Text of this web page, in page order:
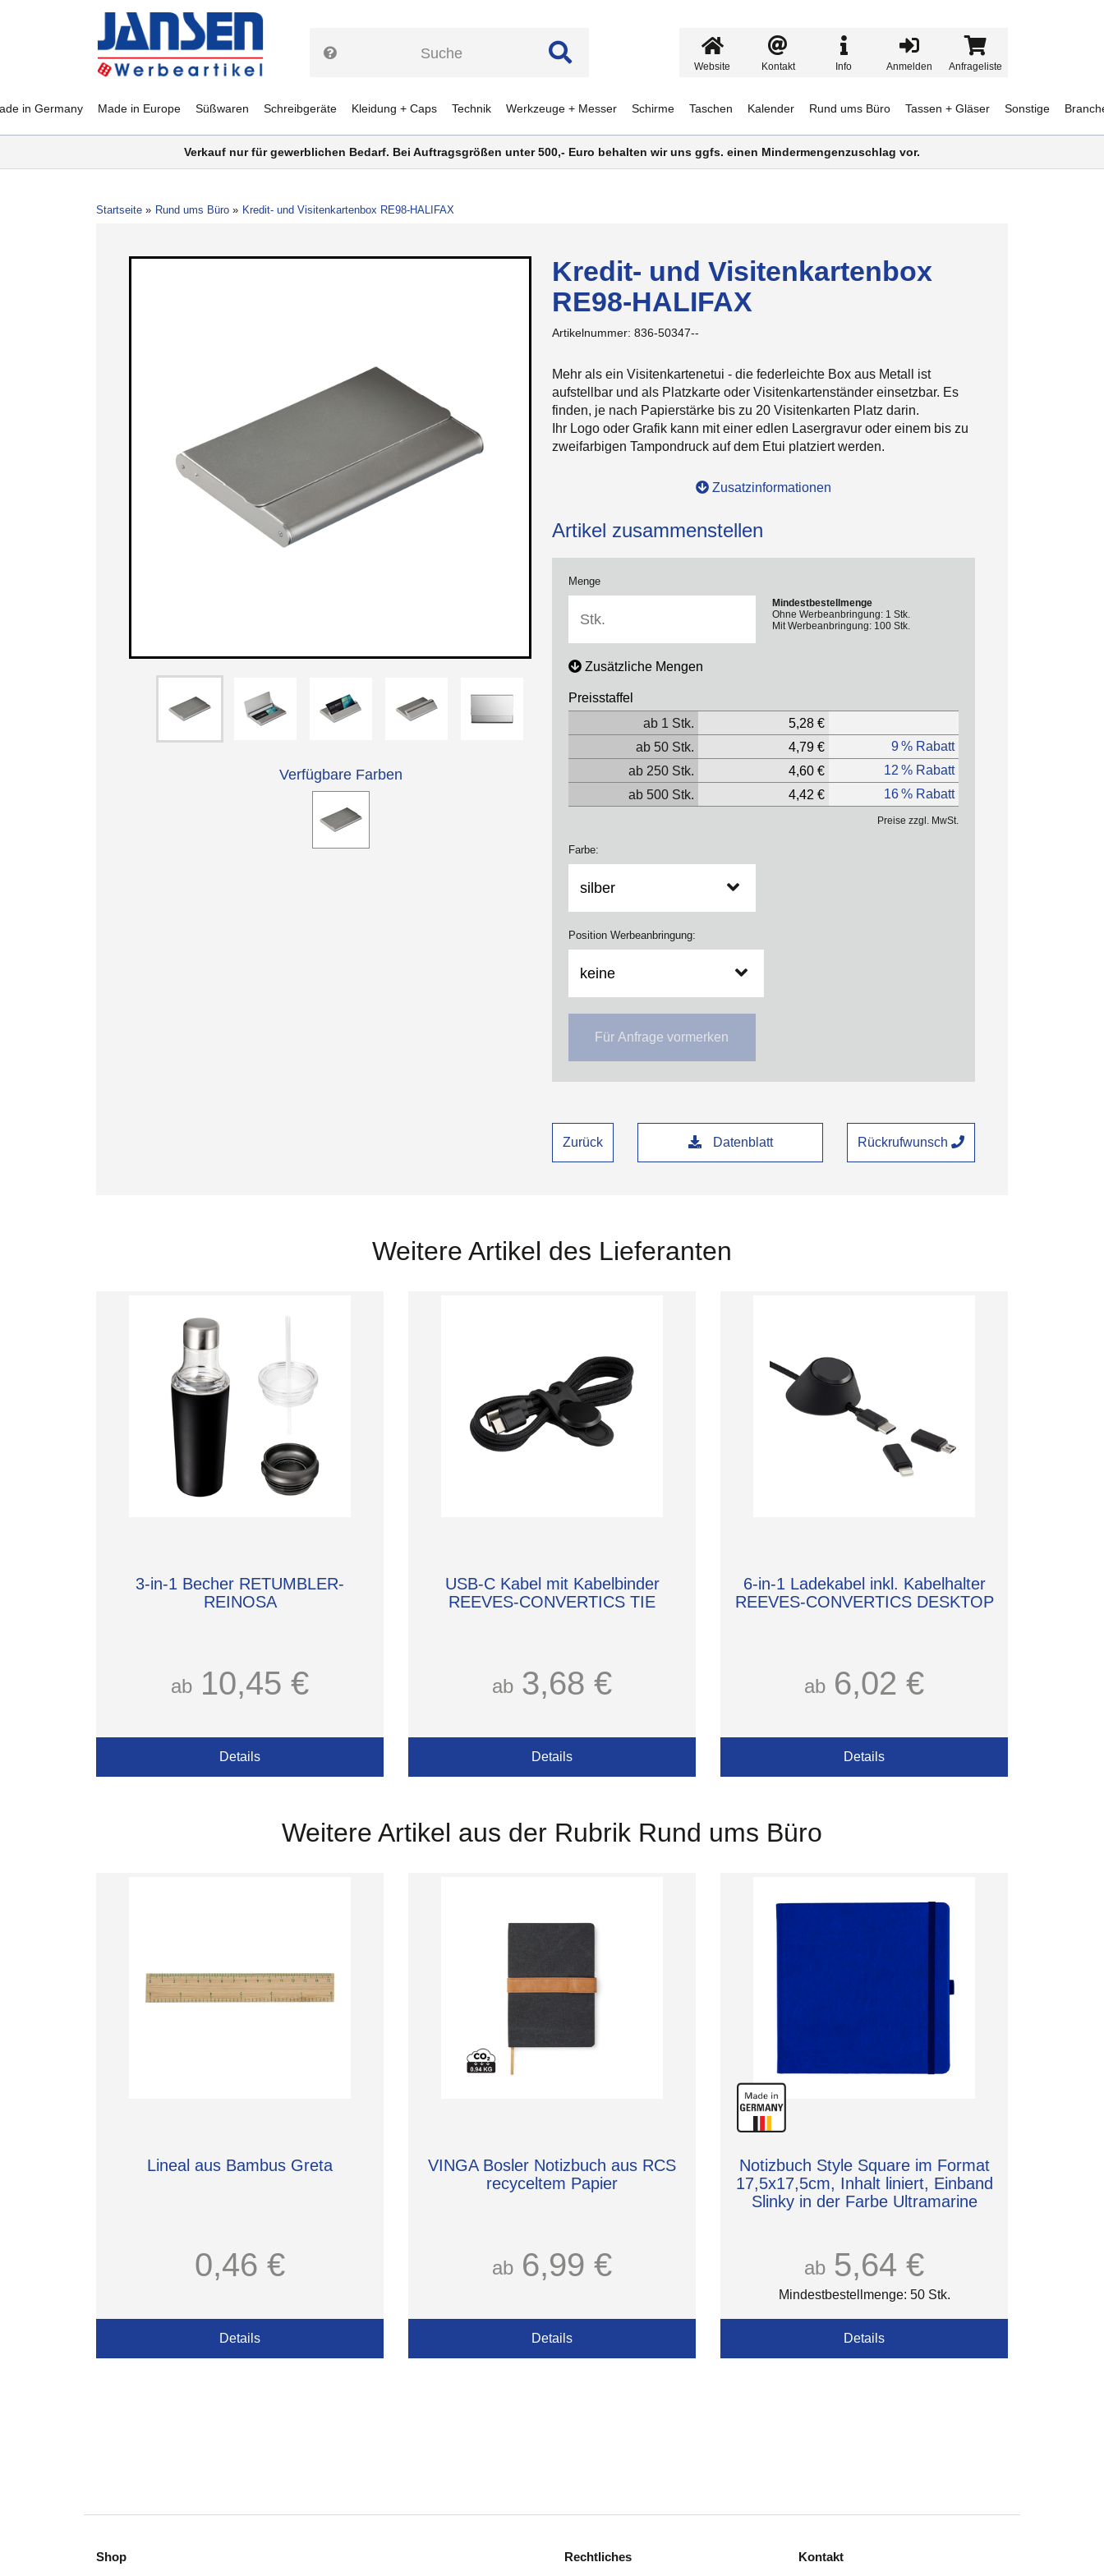
in Germany Made in Europe Süßwaren Schreibgeräte Kleidung + Caps Technik Werkzeuge + Messer Schirme Taschen Kalender Rund ums Büro Tassen + Gläser Sonstige
Website Kontakt Info Anmelden Anfrageliste
Verkauf nur für gewerblichen Bedarf. Bei Auftragsgrößen unter 500,- Euro behalten wir uns ggfs. einen Mindermengenzuschlag vor.
Startseite Rund ums Büro Kredit- und Visitenkartenbox RE98-HALIFAX
Verfügbare Farben
Kredit- und Visitenkartenbox
RE98-HALIFAX
Artikelnummer: 836-50347--
Mehr als ein Visitenkartenetui - die federleichte Box aus Metall ist
aufstellbar und als Platzkarte oder Visitenkartenständer einsetzbar. Es
finden, je nach Papierstärke bis zu 20 Visitenkarten Platz darin.
Ihr Logo oder Grafik kann mit einer edlen Lasergravur oder einem bis zu
zweifarbigen Tampondruck auf dem Etui platziert werden.
Zusatzinformationen
Artikel zusammenstellen
Menge
Mindestbestellmenge
Ohne Werbeanbringung: 1 Stk.
Mit Werbeanbringung: 100 Stk.
Zusätzliche Mengen
Preisstaffel
ab 1 Stk.
5,28 €
ab 50 Stk.
4,79 €
9 % Rabatt
ab 250 Stk.
4,60 €
12 % Rabatt
ab 500 Stk.
4,42 € 16 % Rabatt
Preise zzgl. MwSt.
Farbe:
Position Werbeanbringung:
Für Anfrage vormerken
Zurück Datenblatt Rückrufwunsch
Weitere Artikel des Lieferanten
3-in-1 Becher RETUMBLER-
REINOSA
ab 10,45 €
Details
USB-C Kabel mit Kabelbinder
REEVES-CONVERTICS TIE
ab 3,68 €
Details
6-in-1 Ladekabel inkl. Kabelhalter
REEVES-CONVERTICS DESKTOP
ab 6,02 €
Details
Weitere Artikel aus der Rubrik Rund ums Büro
Lineal aus Bambus Greta
0,46 €
Details
VINGA Bosler Notizbuch aus RCS
recyceltem Papier
ab 6,99 €
Details
Notizbuch Style Square im Format
17,5x17,5cm, Inhalt liniert, Einband
Slinky in der Farbe Ultramarine
ab 5,64 €
Mindestbestellmenge: 50 Stk.
Details
Shop Rechtliches Kontakt